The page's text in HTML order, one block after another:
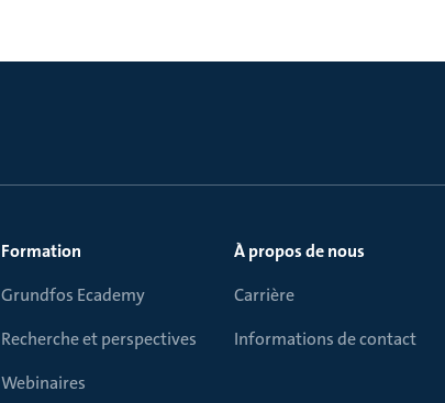
Formation
Grundfos Ecademy
Recherche et perspectives
Webinaires
À propos de nous
Carrière
Informations de contact